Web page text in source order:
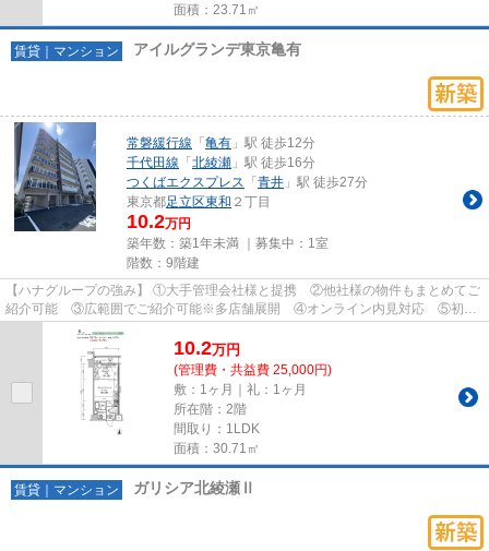
面積：23.71㎡
賃貸｜マンション アイルグランデ東京亀有
常磐緩行線 「 亀有 」駅 徒歩12分
千代田線 「 北綾瀬 」駅 徒歩16分
つくばエクスプレス 「 青井 」駅 徒歩27分
東京都足立区東和 ２丁目
10.2万円
築年数：築1年未満 ｜募集中： 1室
階数：9階建
【ハナグループの強み】 ①大手管理会社様と提携 ②他社様の物件もまとめてご
紹介可能 ③広範囲でご紹介可能※多店舗展開 ④オンライン内見対応 ⑤初期
費用クレジット決済対応 【お部屋...
10.2万円
(管理費・共益費 25,000円)
敷：1ヶ月｜礼：1ヶ月
所在階：2階
間取り：1LDK
面積：30.71㎡
賃貸｜マンション ガリシア北綾瀬Ⅱ